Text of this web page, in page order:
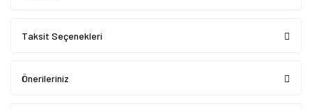
Taksit Seçenekleri
Önerileriniz